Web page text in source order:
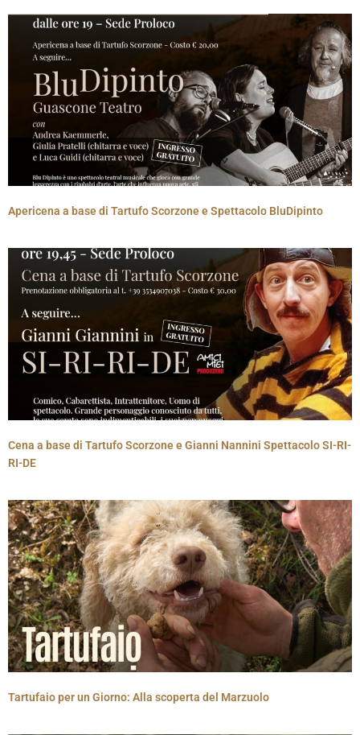
Apericena a base di Tartufo Scorzone e Spettacolo BluDipinto
Cena a base di Tartufo Scorzone e Gianni Nannini Spettacolo SI-RI-
RI-DE
Tartufaio per un Giorno: Alla scoperta del Marzuolo